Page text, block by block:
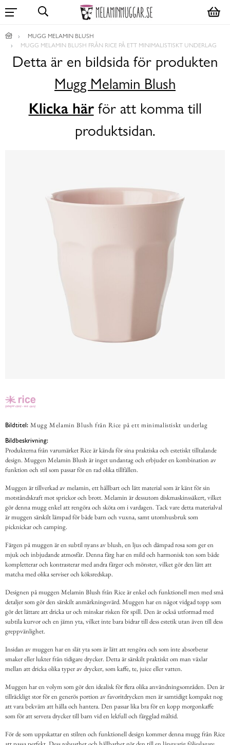
MUGG MELAMIN BLUSH
MUGG MELAMIN BLUSH FRÅN RICE PÅ ETT MINIMALISTISKT UNDERLAG
Detta är en bildsida för produkten
Mugg Melamin Blush
Klicka härför att komma till
produktsidan.
Bildtitel: Mugg Melamin Blush från Rice på ett minimalistiskt underlag
Bildbeskrivning:
Produkterna från varumärket Rice är kända för sina praktiska och estetiskt tilltalande
design. Muggen Melamin Blush är inget undantag och erbjuder en kombination av
funktion och stil som passar för en rad olika tillfällen.
Muggen är tillverkad av melamin, ett hållbart och lätt material som är känt för sin
motståndskraft mot sprickor och brott. Melamin är dessutom diskmaskinssäkert, vilket
gör denna mugg enkel att rengöra och sköta om i vardagen. Tack vare detta materialval
är muggen särskilt lämpad för både barn och vuxna, samt utomhusbruk som
picknickar och camping.
Färgen på muggen är en subtil nyans av blush, en ljus och dämpad rosa som ger en
mjuk och inbjudande atmosfär. Denna färg har en mild och harmonisk ton som både
kompletterar och kontrasterar med andra färger och mönster, vilket gör den lätt att
matcha med olika serviser och köksredskap.
Designen på muggen Melamin Blush från Rice är enkel och funktionell men med små
detaljer som gör den särskilt anmärkningsvärd. Muggen har en något vidgad topp som
gör det lättare att dricka ur och minskar risken för spill. Den är också utformad med
subtila kurvor och en jämn yta, vilket inte bara bidrar till dess estetik utan även till dess
greppvänlighet.
Insidan av muggen har en slät yta som är lätt att rengöra och som inte absorberar
smaker eller lukter från tidigare drycker. Detta är särskilt praktiskt om man växlar
mellan att dricka olika typer av drycker, som kaffe, te, juice eller vatten.
Muggen har en volym som gör den idealisk för flera olika användningsområden. Den är
tillräckligt stor för en generös portion av favoritdrycken men är samtidigt kompakt nog
att vara bekväm att hålla och hantera. Den passar lika bra för en kopp morgonkaffe
som för att servera drycker till barn vid en lekfull och färgglad måltid.
För de som uppskattar en stilren och funktionell design kommer denna mugg från Rice